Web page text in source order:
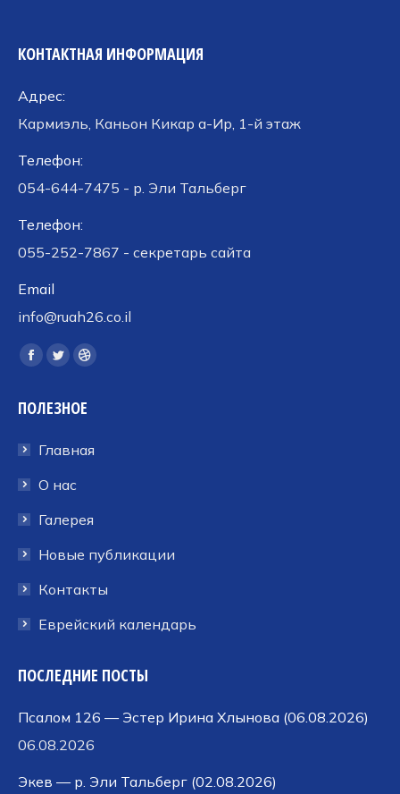
КОНТАКТНАЯ ИНФОРМАЦИЯ
Адрес:
Кармиэль, Каньон Кикар а-Ир, 1-й этаж
Телефон:
054-644-7475 - р. Эли Тальберг
Телефон:
055-252-7867 - секретарь сайта
Email
info@ruah26.co.il
Ищите нас:
Страница
открывается
новом
окне
Страница
открывается
новом
окне
Страница
открывается
новом
ПОЛЕЗНОЕ
Главная
О нас
Галерея
Новые публикации
Контакты
Еврейский календарь
ПОСЛЕДНИЕ ПОСТЫ
Псалом 126 — Эстер Ирина Хлынова (06.08.2026)
06.08.2026
Экев — р. Эли Тальберг (02.08.2026)